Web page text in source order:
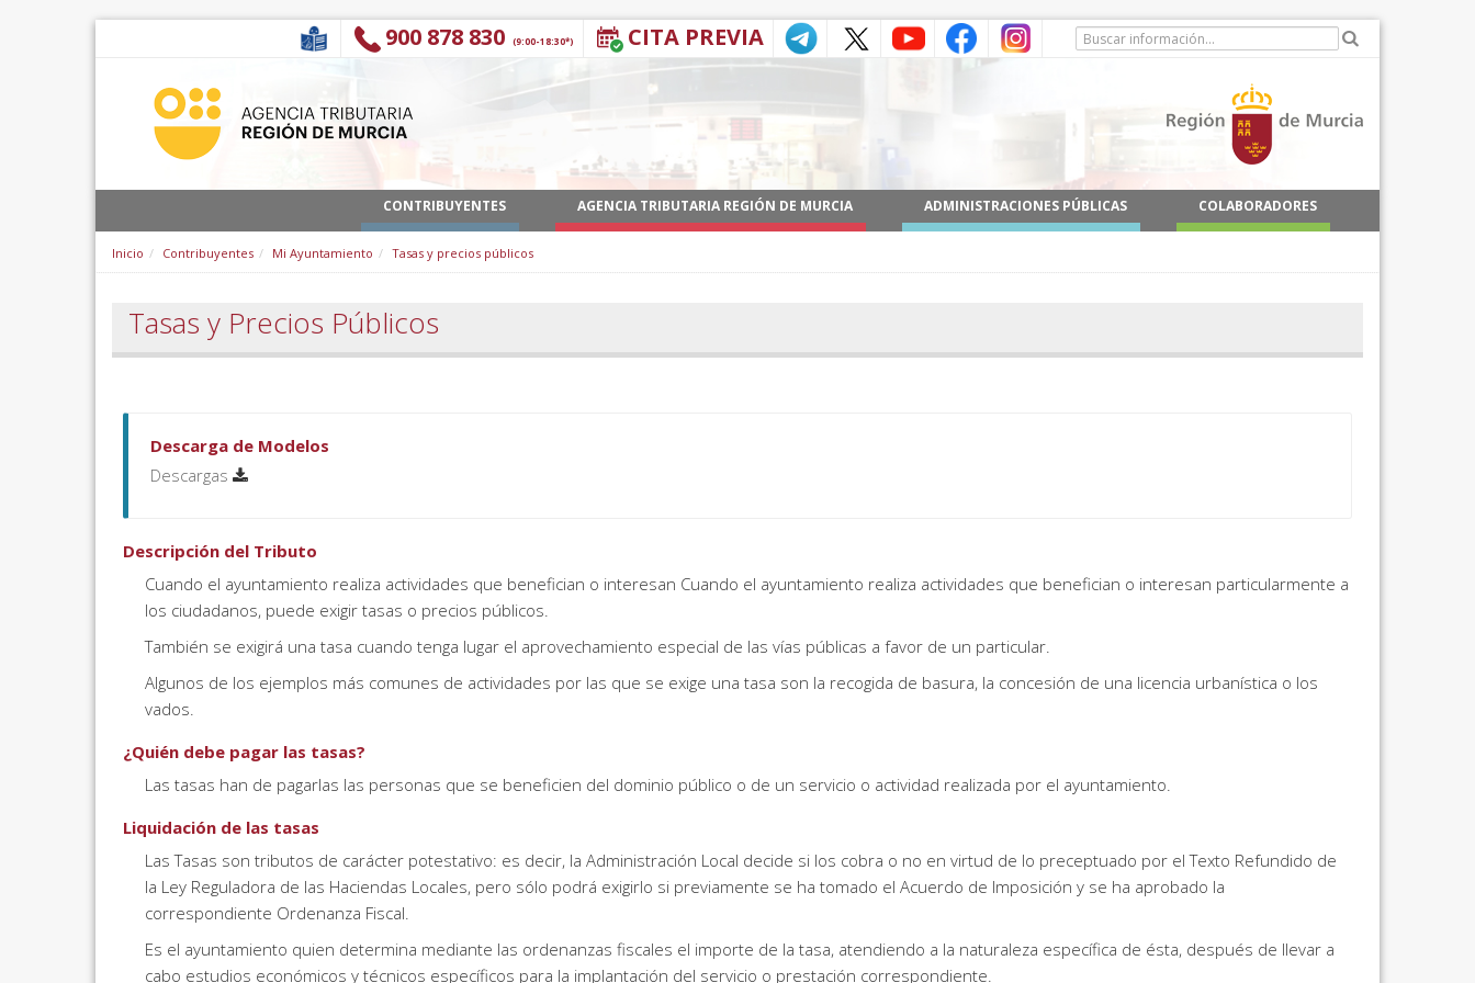
CITA PREVIA
900 878 830 (9:00-18:30*)
CONTRIBUYENTES AGENCIA TRIBUTARIA REGIÓN DE MURCIA ADMINISTRACIONES PÚBLICAS COLABORADORES
Inicio Contribuyentes Mi Ayuntamiento Tasas y precios públicos
Tasas y Precios Públicos
Descarga de Modelos
Descargas
Descripción del Tributo
Cuando el ayuntamiento realiza actividades que benefician o interesan Cuando el ayuntamiento realiza actividades que benefician o interesan particularmente a
los ciudadanos, puede exigir tasas o precios públicos.
También se exigirá una tasa cuando tenga lugar el aprovechamiento especial de las vías públicas a favor de un particular.
Algunos de los ejemplos más comunes de actividades por las que se exige una tasa son la recogida de basura, la concesión de una licencia urbanística o los
vados.
¿Quién debe pagar las tasas?
Las tasas han de pagarlas las personas que se beneficien del dominio público o de un servicio o actividad realizada por el ayuntamiento.
Liquidación de las tasas
Las Tasas son tributos de carácter potestativo: es decir, la Administración Local decide si los cobra o no en virtud de lo preceptuado por el Texto Refundido de
la Ley Reguladora de las Haciendas Locales, pero sólo podrá exigirlo si previamente se ha tomado el Acuerdo de Imposición y se ha aprobado la
correspondiente Ordenanza Fiscal.
Es el ayuntamiento quien determina mediante las ordenanzas fiscales el importe de la tasa, atendiendo a la naturaleza específica de ésta, después de llevar a
cabo estudios económicos y técnicos específicos para la implantación del servicio o prestación correspondiente.